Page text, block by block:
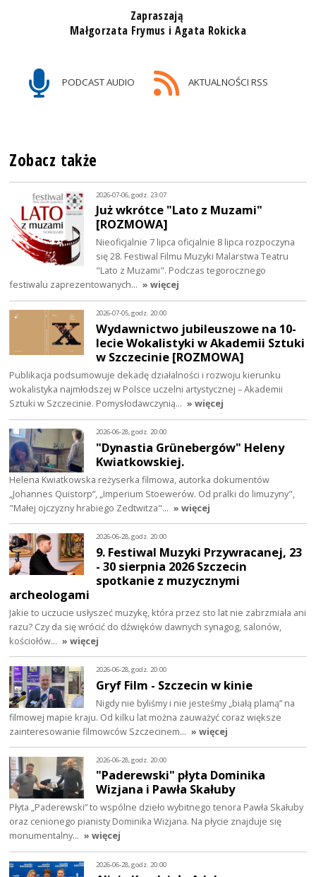
Zapraszają
Małgorzata Frymus i Agata Rokicka
PODCAST AUDIO AKTUALNOŚCI RSS
Zobacz także
2026-07-06, godz. 23:07
Już wkrótce "Lato z Muzami"
[ROZMOWA]
Nieoficjalnie 7 lipca oficjalnie 8 lipca rozpoczyna
się 28. Festiwal Filmu Muzyki Malarstwa Teatru
"Lato z Muzami". Podczas tegorocznego
festiwalu zaprezentowanych… » więcej
2026-07-05, godz. 20:00
Wydawnictwo jubileuszowe na 10-
lecie Wokalistyki w Akademii Sztuki
w Szczecinie [ROZMOWA]
Publikacja podsumowuje dekadę działalności i rozwoju kierunku
wokalistyka najmłodszej w Polsce uczelni artystycznej – Akademii
Sztuki w Szczecinie. Pomysłodawczynią… » więcej
2026-06-28, godz. 20:00
"Dynastia Grünebergów" Heleny
Kwiatkowskiej.
Helena Kwiatkowska reżyserka filmowa, autorka dokumentów
„Johannes Quistorp”, „Imperium Stoewerów. Od pralki do limuzyny",
"Małej ojczyzny hrabiego Zedtwitza"… » więcej
2026-06-28, godz. 20:00
9. Festiwal Muzyki Przywracanej, 23
- 30 sierpnia 2026 Szczecin
spotkanie z muzycznymi
archeologami
Jakie to uczucie usłyszeć muzykę, która przez sto lat nie zabrzmiała ani
razu? Czy da się wrócić do dźwięków dawnych synagog, salonów,
kościołów… » więcej
2026-06-28, godz. 20:00
Gryf Film - Szczecin w kinie
Nigdy nie byliśmy i nie jesteśmy „białą plamą” na
filmowej mapie kraju. Od kilku lat można zauważyć coraz większe
zainteresowanie filmowców Szczecinem… » więcej
2026-06-28, godz. 20:00
"Paderewski" płyta Dominika
Wizjana i Pawła Skałuby
Płyta „Paderewski” to wspólne dzieło wybitnego tenora Pawła Skałuby
oraz cenionego pianisty Dominika Wizjana. Na płycie znajduje się
monumentalny… » więcej
2026-06-28, godz. 20:00